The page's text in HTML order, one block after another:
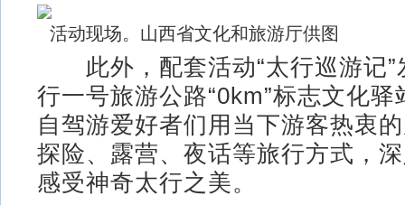
活动现场。山西省文化和旅游厅供图
此外，配套活动“太行巡游记”
行一号旅游公路“0km”标志文化
自驾游爱好者们用当下游客热衷
探险、露营、夜话等旅行方式，
感受神奇太行之美。